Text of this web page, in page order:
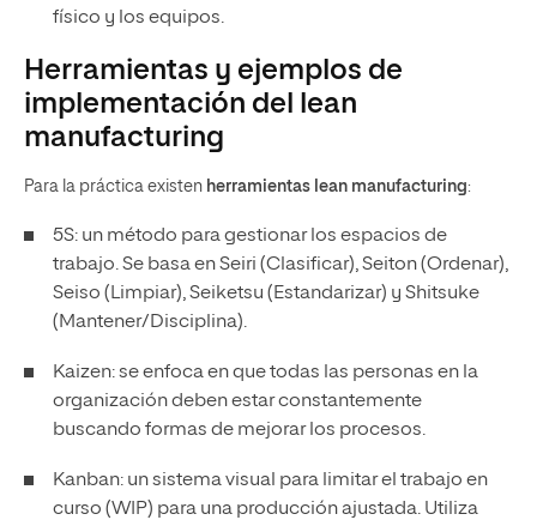
físico y los equipos.
Herramientas y ejemplos de
implementación del lean
manufacturing
Para la práctica existen herramientas lean manufacturing:
5S: un método para gestionar los espacios de
trabajo. Se basa en Seiri (Clasificar), Seiton (Ordenar),
Seiso (Limpiar), Seiketsu (Estandarizar) y Shitsuke
(Mantener/Disciplina).
Kaizen: se enfoca en que todas las personas en la
organización deben estar constantemente
buscando formas de mejorar los procesos.
Kanban: un sistema visual para limitar el trabajo en
curso (WIP) para una producción ajustada. Utiliza